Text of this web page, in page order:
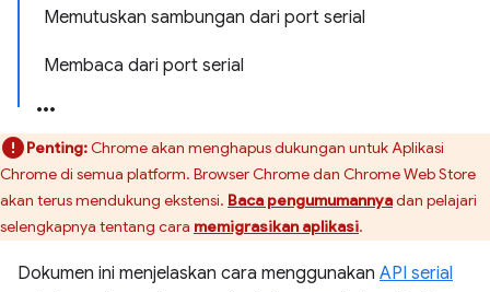
Memutuskan sambungan dari port serial
Membaca dari port serial
Penting:Chrome akan menghapus dukungan untuk Aplikasi
Chrome di semua platform. Browser Chrome dan Chrome Web Store
akan terus mendukung ekstensi. Baca pengumumannyadan pelajari
selengkapnya tentang cara memigrasikan aplikasi.
Dokumen ini menjelaskan cara menggunakan API serial